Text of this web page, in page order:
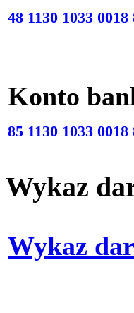
48 1130 1033 0018
Konto
85 1130 1033
Wykaz
Wykaz